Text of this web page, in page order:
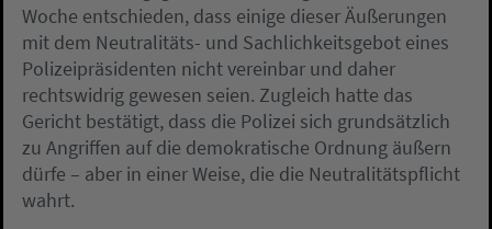
Woche entschieden, dass einige dieser Äußerungen
mit dem Neutralitäts- und Sachlichkeitsgebot eines
Polizeipräsidenten nicht vereinbar und daher
rechtswidrig gewesen seien. Zugleich hatte das
Gericht bestätigt, dass die Polizei sich grundsätzlich
zu Angriffen auf die demokratische Ordnung äußern
dürfe – aber in einer Weise, die die Neutralitätspflicht
wahrt.